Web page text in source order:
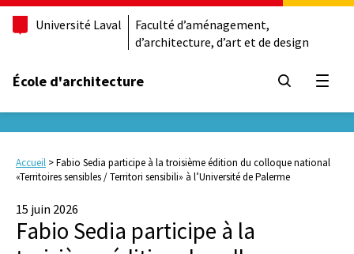
Université Laval
Faculté d’aménagement,
d’architecture, d’art et de design
École d'architecture
Accueil >Fabio Sedia participe à la troisième édition du colloque national
«Territoires sensibles / Territori sensibili» à l’Université de Palerme
15 juin 2026
Fabio Sedia participe à la